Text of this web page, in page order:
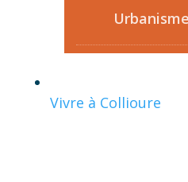
Urbanisme
Vivre à Collioure